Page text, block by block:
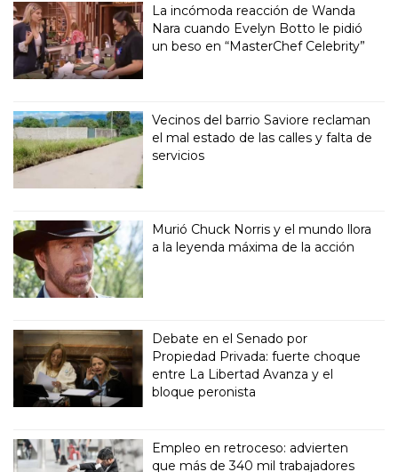
La incómoda reacción de Wanda
Nara cuando Evelyn Botto le pidió
un beso en “MasterChef Celebrity”
Vecinos del barrio Saviore reclaman
el mal estado de las calles y falta de
servicios
Murió Chuck Norris y el mundo llora
a la leyenda máxima de la acción
Debate en el Senado por
Propiedad Privada: fuerte choque
entre La Libertad Avanza y el
bloque peronista
Empleo en retroceso: advierten
que más de 340 mil trabajadores